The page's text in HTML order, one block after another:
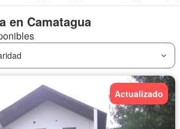
en Camatagua
Actualizado